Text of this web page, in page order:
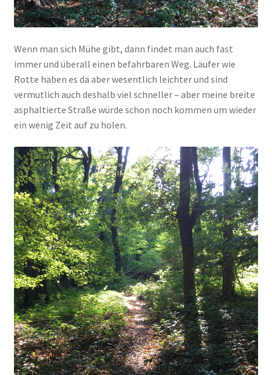
Wenn man sich Mühe gibt, dann findet man auch fast
immer und überall einen befahrbaren Weg. Läufer wie
Rotte haben es da aber wesentlich leichter und sind
vermutlich auch deshalb viel schneller – aber meine breite
asphaltierte Straße würde schon noch kommen um wieder
ein wenig Zeit auf zu holen.